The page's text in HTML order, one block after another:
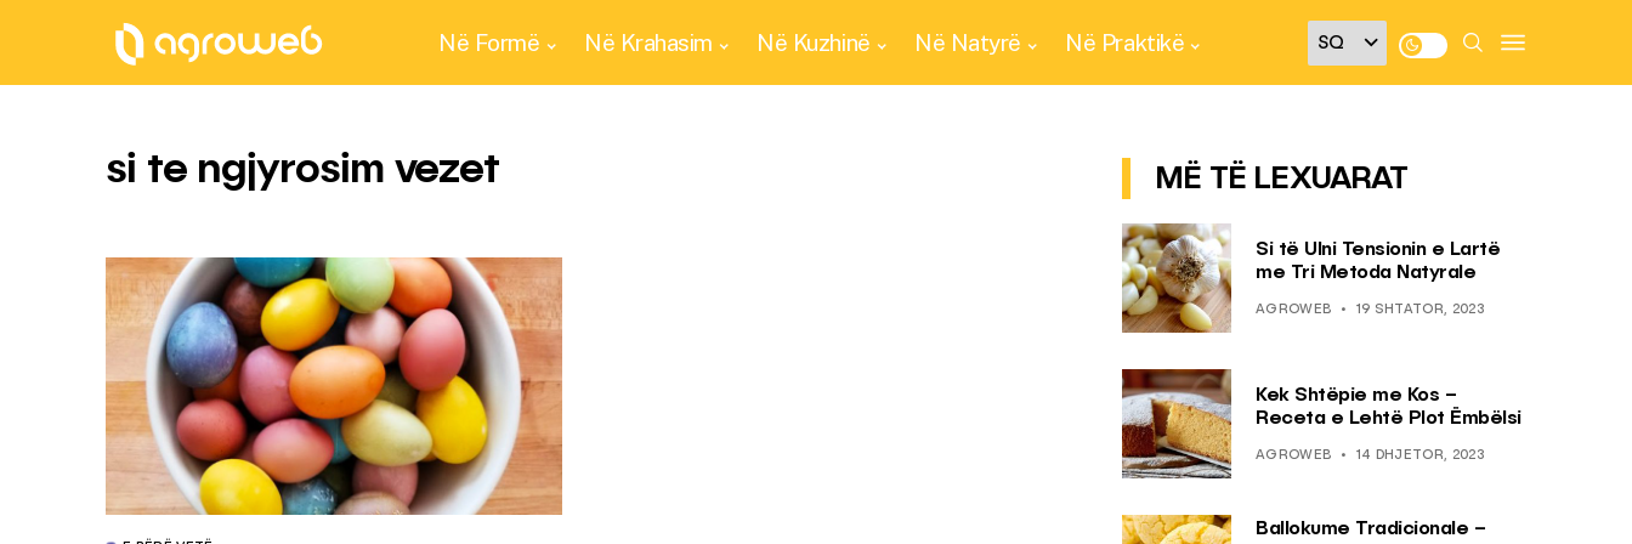
Në Formë Në Krahasim Në Kuzhinë Në Natyrë Në Praktikë
si te ngjyrosim vezet MË TË LEXUARAT
Si të Ulni Tensionin e Lartë
me Tri Metoda Natyrale
AGROWEB 19 SHTATOR, 2023
Kek Shtëpie me Kos –
Receta e Lehtë Plot Ëmbëlsi
AGROWEB 14 DHJETOR, 2023
Ballokume Tradicionale –